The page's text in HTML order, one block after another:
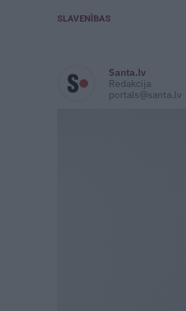
SLAVENĪBAS
Santa.lv
Redakcija
portals@santa.lv